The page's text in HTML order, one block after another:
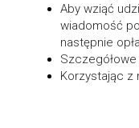
Aby wziąć
wiadomość
następnie
Korzystając z